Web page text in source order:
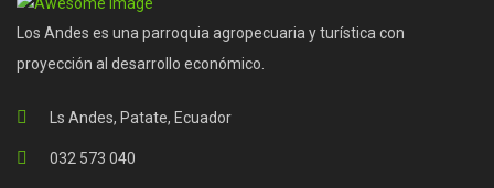
Los Andes es una parroquia agropecuaria y turística con
proyección al desarrollo económico.
Ls Andes, Patate, Ecuador
032 573 040